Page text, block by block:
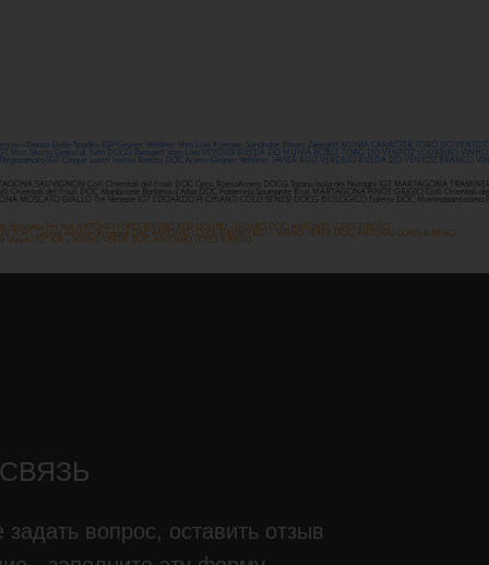
IGT AIR – VINHO VERDE DOC, ANTÓNIO LOPES RIBEIRO
TOIFL Grüner Veltliner Kremstal DAC ANTÓNIO LOPES RIBEIRO RED - VINHO VERDE DOC, ANTÓNIO LOPES RIBEIRO
Ventozela Pet Nat ANTÓNIO LOPES RIBEIRO RED DOURO - DOURO DOC, ANTÓNIO LOPES RIBEIRO
MOSCATO GIALLO Tre Venezie IGT EDOARDO PI CHIANTI COLLI SENESI DOCG BIOLOGICO Falerio DOC
Orientali del Friuli DOC Monbirone Barbera d`Alba DOC Passerina Spumante Brut MARTAGONA PINOT GRIGIO Colli
SAUVIGNON Colli Orientali del Friuli DOC Cecu RoeroArneis DOCG Tajanu Isola dei Nuraghi IGT MARTAGONA
IGT Cinque Lustri Irpinia Rosato DOC Animo Grüner Veltliner JAVIER RUIZ VERDEJO RUEDA DO VENTO'Z BRANCO
Vico Storto Greco di Tufo DOCG Zweigelt Vom Löss VEYOVIS RUEDA DO MUNIA ROBLE TORO DO VENTO'Z LOUREIRO
«Danza Delle Spade» IGP Grüner Veltliner Vom Löss Kremser Sandrube Blauer Zweigelt MUNIA CARACTER TORO DO
вопрос, оставить отзыв